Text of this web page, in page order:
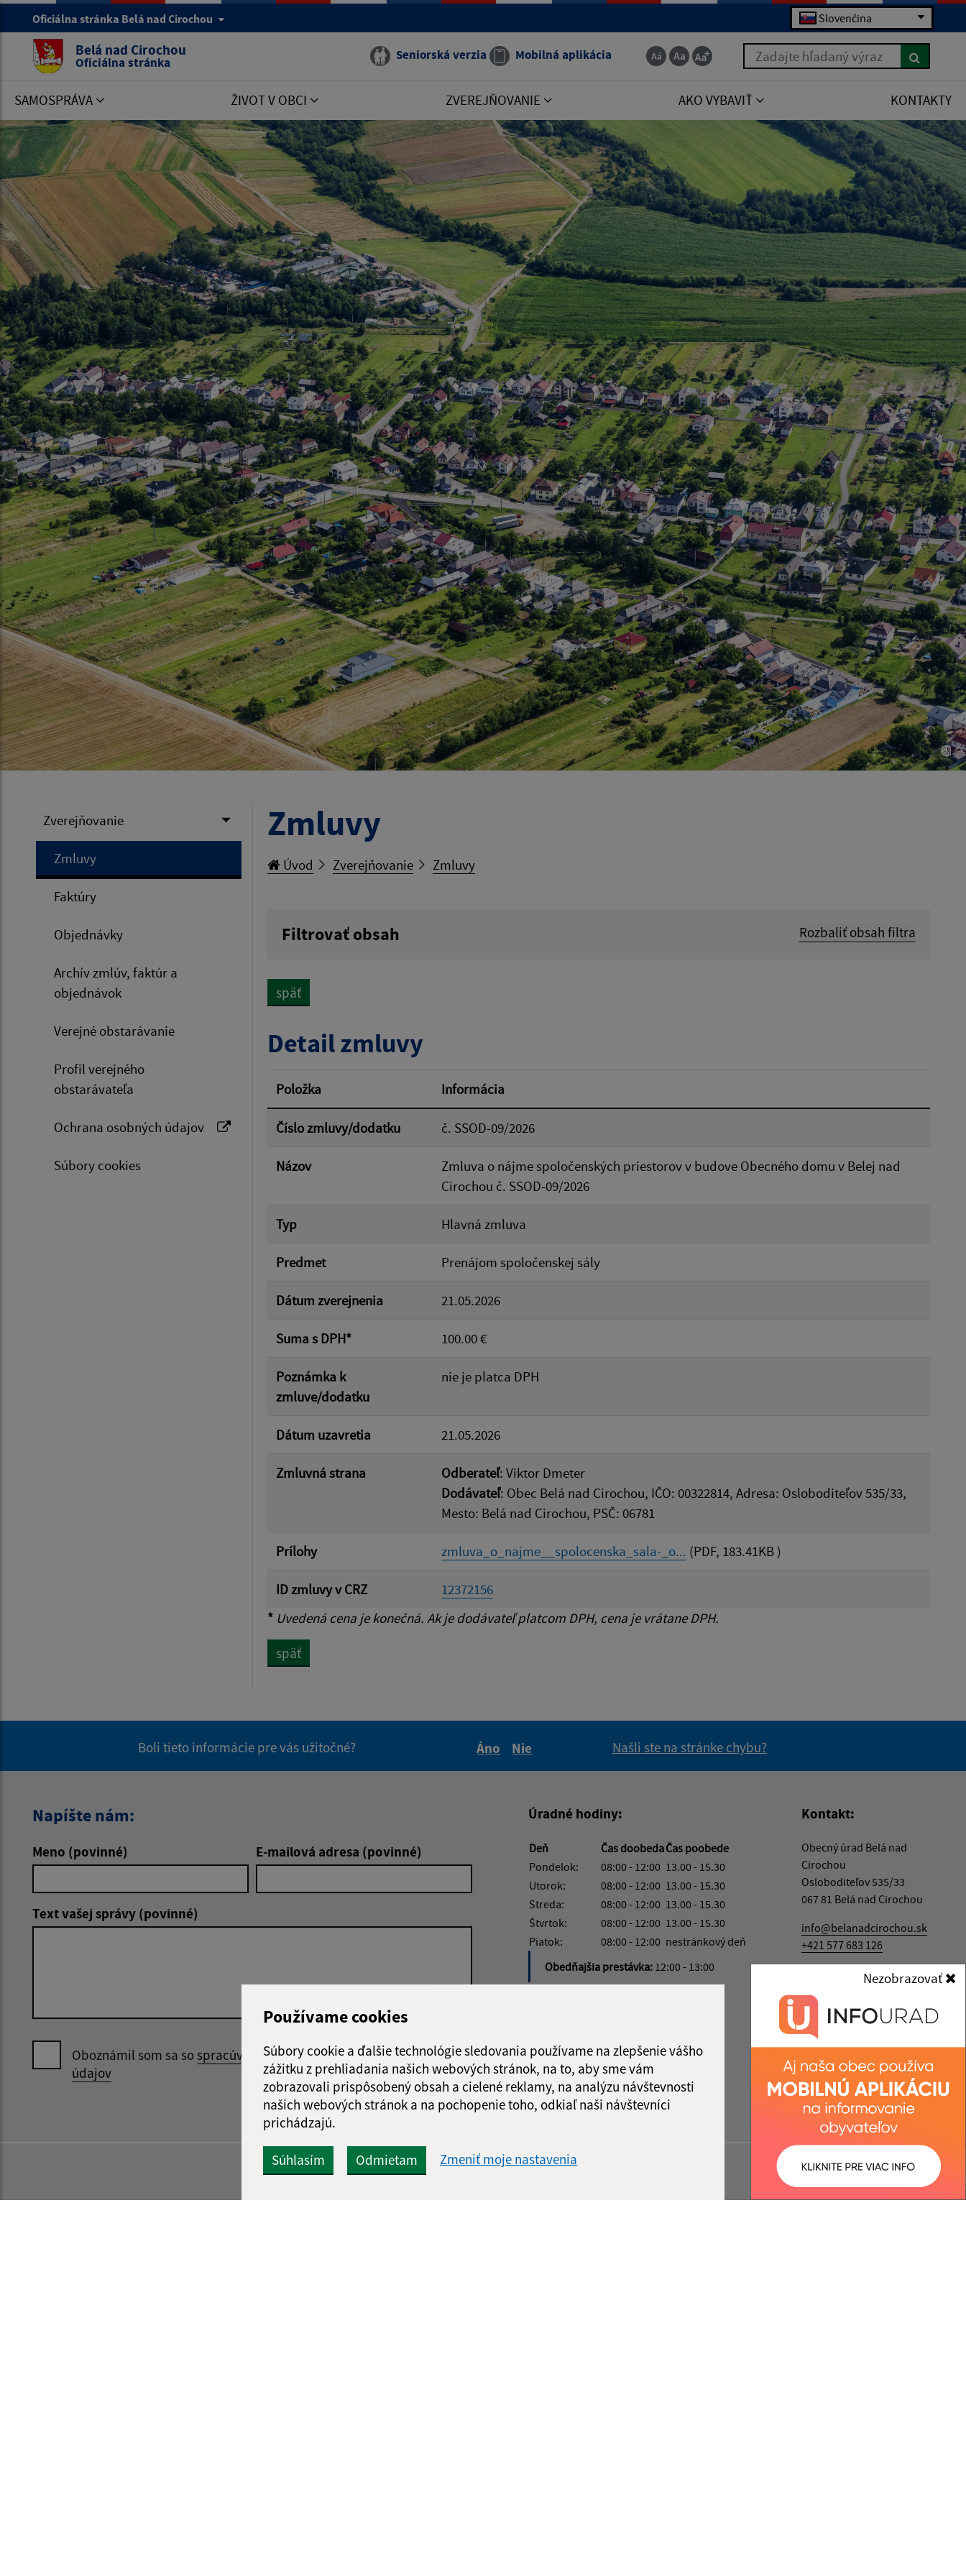
Používame cookies
Súbory cookie a ďalšie technológie sledovania používame na zlepšenie vášho
zážitku z prehliadania našich webových stránok, na to, aby sme vám
zobrazovali prispôsobený obsah a cielené reklamy, na analýzu návštevnosti
našich webových stránok a na pochopenie toho, odkiaľ naši návštevníci
prichádzajú.
Súhlasím Odmietam Zmeniť moje nastavenia
Nezobrazovať
Oficiálna stránka Belá nad Cirochou Slovenčina
Belá nad Cirochou
Oficiálna stránka Seniorská verzia Mobilná aplikácia Zadajte hľadaný výraz
SAMOSPRÁVA ŽIVOT V OBCI ZVEREJŇOVANIE AKO VYBAVIŤ KONTAKTY
Zverejňovanie
Zmluvy
Faktúry
Objednávky
Archív zmlúv, faktúr a
objednávok
Verejné obstarávanie
Profil verejného
obstarávateľa
Ochrana osobných údajov
Súbory cookies
Zmluvy
Úvod Zverejňovanie Zmluvy
Filtrovať obsah
Rozbaliť obsah filtra
Suma od:
Reset
späť
Detail zmluvy
Položka Informácia
Číslo zmluvy/dodatku č. SSOD-09/2026
Názov
Zmluva o nájme spoločenských priestorov v budove Obecného domu v Belej nad
Cirochou č. SSOD-09/2026
Typ Hlavná zmluva
Predmet Prenájom spoločenskej sály
Dátum zverejnenia 21.05.2026
Suma s DPH* 100.00 €
Poznámka k
zmluve/dodatku
nie je platca DPH
Dátum uzavretia 21.05.2026
Zmluvná strana Odberateľ: Viktor Dmeter
Dodávateľ: Obec Belá nad Cirochou, IČO: 00322814, Adresa: Osloboditeľov 535/33,
Mesto: Belá nad Cirochou, PSČ: 06781
Prílohy zmluva_o_najme__spolocenska_sala-_o... (PDF, 183.41KB )
ID zmluvy v CRZ
12372156
* Uvedená cena je konečná. Ak je dodávateľ platcom DPH, cena je vrátane DPH.
späť
Boli tieto informácie pre vás užitočné?
Áno
Nie
Našli ste na stránke chybu?
Napíšte nám:
Meno (povinné) E-mailová adresa (povinné)
Text vašej správy (povinné)
Oboznámil som sa sospracúvaním osobných
údajov
Google reCaptcha Response
Odoslať
správu
Úradné hodiny:
Deň Čas doobedaČas poobede
Pondelok:
08:00 - 12:00 13.00 - 15.30
Utorok:
08:00 - 12:00 13.00 - 15.30
Streda:
08:00 - 12:00 13.00 - 15.30
Štvrtok:
08:00 - 12:00 13.00 - 15.30
Piatok:
08:00 - 12:00 nestránkový deň
Obedňajšia prestávka: 12:00 - 13:00
Kontakt:
Obecný úrad Belá nad
Cirochou
Osloboditeľov 535/33
067 81 Belá nad Cirochou
info@belanadcirochou.sk
+421 577 683 126
IČO: 00322814